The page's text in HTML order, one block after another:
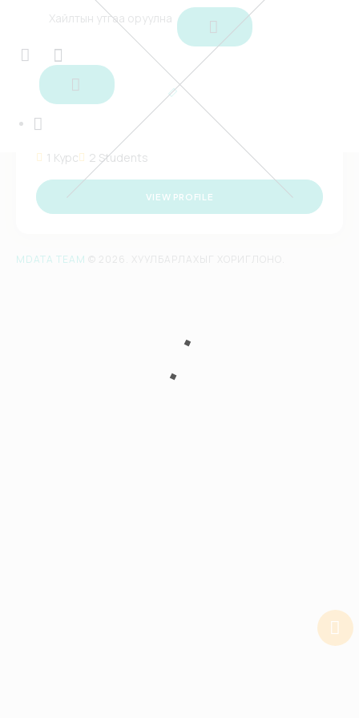
Instructors
1 Курс 2 Students
VIEW PROFILE
MDATA TEAM © 2026. ХУУЛБАРЛАХЫГ ХОРИГЛОНО.